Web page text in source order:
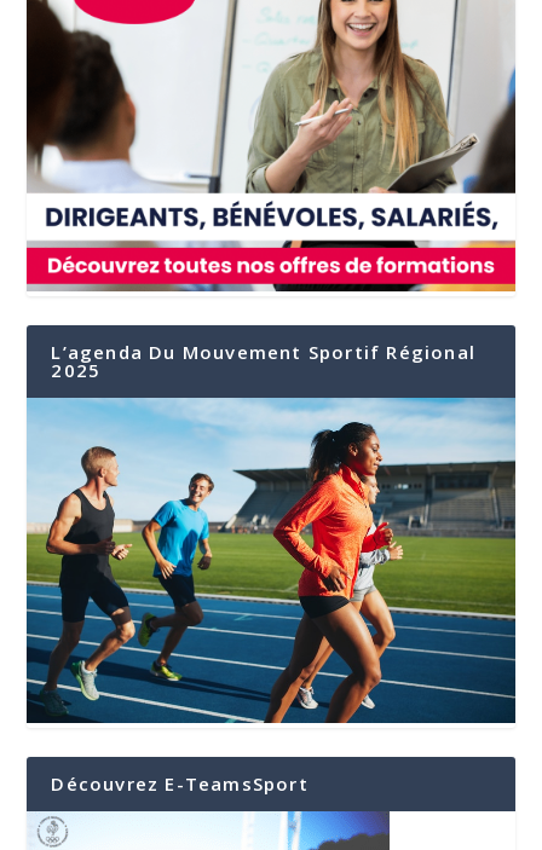
L’agenda Du Mouvement Sportif Régional
2025
Découvrez E-TeamsSport